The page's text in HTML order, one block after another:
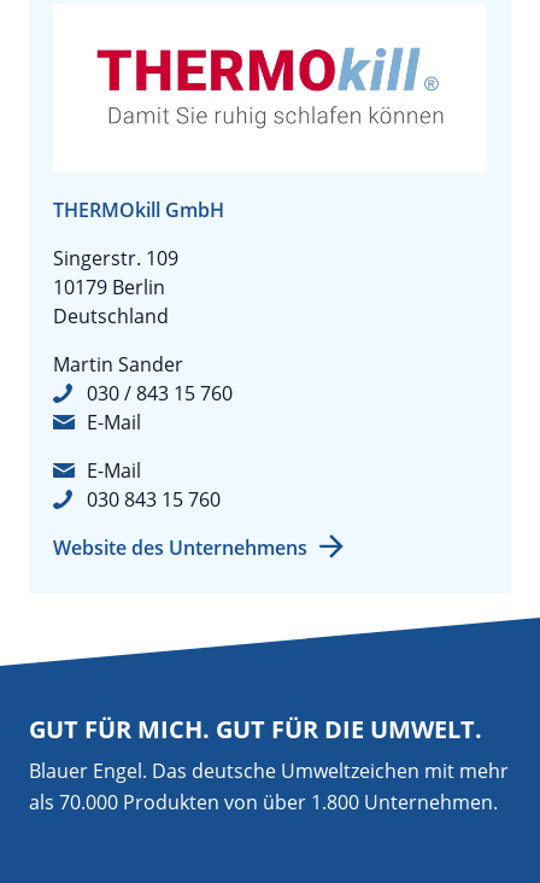
THERMOkill GmbH
Singerstr. 109
10179 Berlin
Deutschland
Martin Sander
030 / 843 15 760
E-Mail
E-Mail
030 843 15 760
Website des Unternehmens
GUT FÜR MICH. GUT FÜR DIE UMWELT.
Blauer Engel. Das deutsche Umweltzeichen mit mehr
als 70.000 Produkten von über 1.800 Unternehmen.